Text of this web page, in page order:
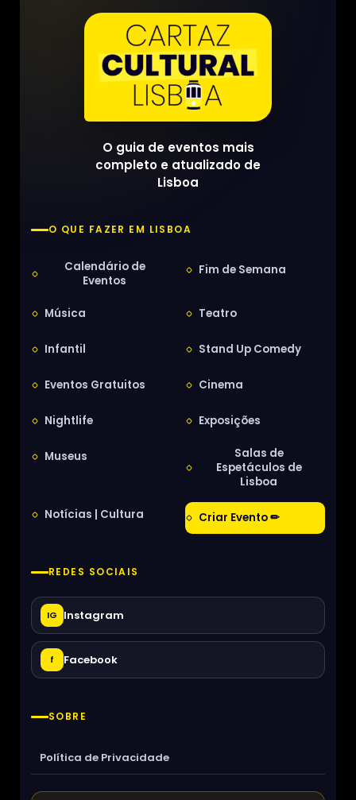
O guia de eventos mais
completo e atualizado de
Lisboa
O QUE FAZER EM LISBOA
Calendário de
Eventos
Fim de Semana
Música Teatro
Infantil Stand Up Comedy
Eventos Gratuitos Cinema
Nightlife Exposições
Museus
Salas de
Espetáculos de
Lisboa
Notícias | Cultura Criar Evento ✏
REDES SOCIAIS
IG Instagram
f Facebook
SOBRE
Política de Privacidade